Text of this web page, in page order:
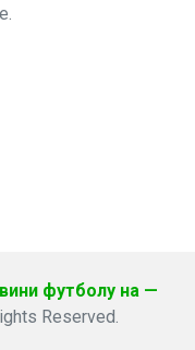
футболу на —
Reserved.